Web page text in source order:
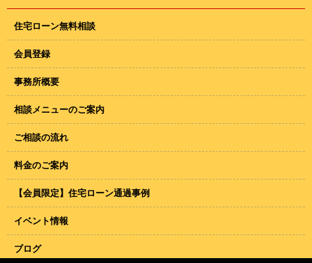
住宅ローン無料相談
会員登録
事務所概要
相談メニューのご案内
ご相談の流れ
料金のご案内
【会員限定】住宅ローン通過事例
イベント情報
ブログ